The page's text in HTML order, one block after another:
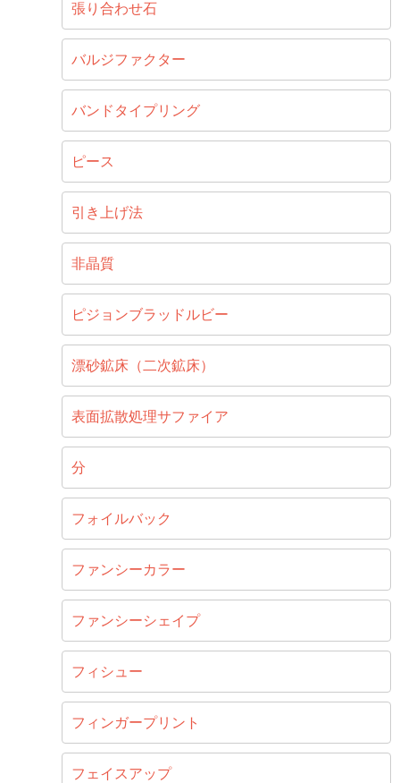
張り合わせ石
バルジファクター
バンドタイプリング
ピース
引き上げ法
非晶質
ピジョンブラッドルビー
漂砂鉱床（二次鉱床）
表面拡散処理サファイア
分
フォイルバック
ファンシーカラー
ファンシーシェイプ
フィシュー
フィンガープリント
フェイスアップ